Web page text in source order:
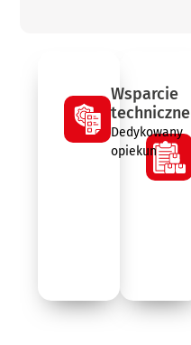
Wsparcie
techniczne
Dedykowany
opiekun